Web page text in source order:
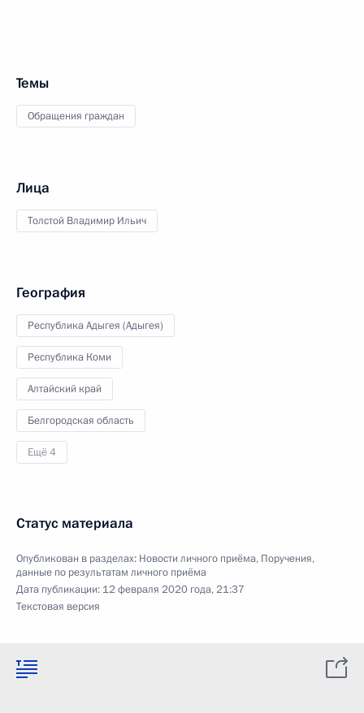
Темы
Обращения граждан
Лица
Толстой Владимир Ильич
География
Республика Адыгея (Адыгея)
Республика Коми
Алтайский край
Белгородская область
Ещё 4
Статус материала
Опубликован в разделах: Новости личного приёма, Поручения,
данные по результатам личного приёма
Дата публикации: 12 февраля 2020 года, 21:37
Текстовая версия